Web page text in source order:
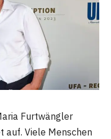
Furtwängler
auf. Viele Menschen